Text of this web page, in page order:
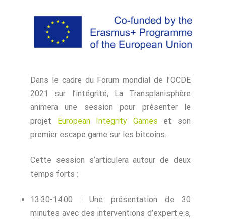
Dans le cadre du Forum mondial de l’OCDE
2021 sur l’intégrité, La Transplanisphère
animera une session pour présenter le
projet European Integrity Games et son
premier escape game sur les bitcoins.
Cette session s’articulera autour de deux
temps forts :
13:30-14:00 : Une présentation de 30
minutes avec des interventions d’expert.e.s,